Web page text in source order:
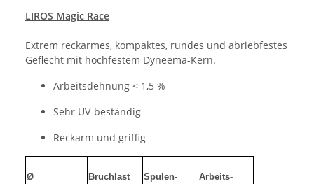
LIROS Magic Race
Extrem reckarmes, kompaktes, rundes und abriebfestes
Geflecht mit hochfestem Dyneema-Kern.
Arbeitsdehnung < 1,5 %
Sehr UV-beständig
Reckarm und griffig
Ø Bruchlast Spulen- Arbeits-